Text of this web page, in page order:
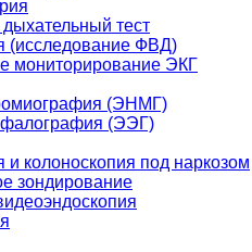
тест
(исследование ФВД)
мониторирование ЭКГ
(ЭНМГ)
(ЭЭГ)
и колоноскопия под наркозом
зондирование